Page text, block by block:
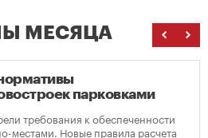
МЕСЯЦА
парковками
требования к обеспеченности
местами. Новые правила расчета